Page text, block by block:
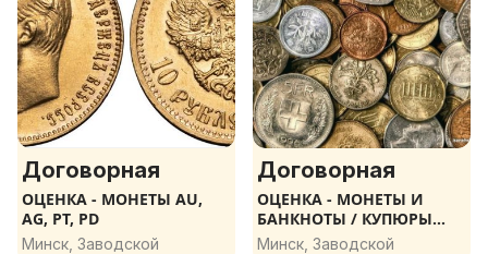
Договорная
ОЦЕНКА - МОНЕТЫ AU,
AG, PT, PD
Минск, Заводской
Договорная
ОЦЕНКА - МОНЕТЫ И
БАНКНОТЫ / КУПЮРЫ
СТРАН МИРА
Минск, Заводской